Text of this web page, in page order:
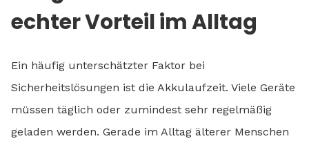
echter Vorteil im Alltag
Ein häufig unterschätzter Faktor bei
Sicherheitslösungen ist die Akkulaufzeit. Viele Geräte
müssen täglich oder zumindest sehr regelmäßig
geladen werden. Gerade im Alltag älterer Menschen